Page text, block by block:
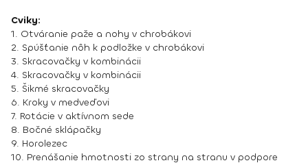
Cviky:
1. Otváranie paže a nohy v chrobákovi
2. Spúšťanie nôh k podložke v chrobákovi
3. Skracovačky v kombinácii
4. Skracovačky v kombinácii
5. Šikmé skracovačky
6. Kroky v medveďovi
7. Rotácie v aktívnom sede
8. Bočné sklápačky
9. Horolezec
10. Prenášanie hmotnosti zo strany na stranu v podpore